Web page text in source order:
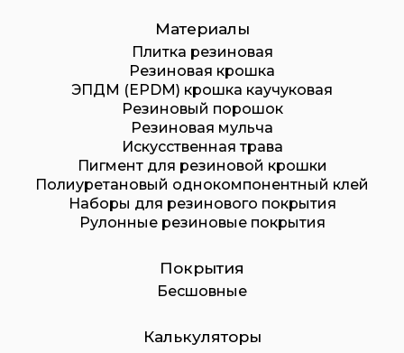
Материалы
Плитка резиновая
Резиновая крошка
ЭПДМ (EPDM) крошка каучуковая
Резиновый порошок
Резиновая мульча
Искусственная трава
Пигмент для резиновой крошки
Полиуретановый однокомпонентный клей
Наборы для резинового покрытия
Рулонные резиновые покрытия
Покрытия
Бесшовные
Калькуляторы